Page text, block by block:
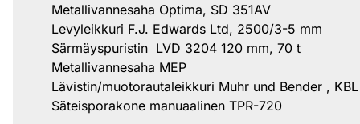
Metallivannesaha Optima, SD 351AV
Levyleikkuri F.J. Edwards Ltd, 2500/3-5 mm
Särmäyspuristin LVD 3204 120 mm, 70 t
Metallivannesaha MEP
Lävistin/muotorautaleikkuri Muhr und Bender ,
Säteisporakone manuaalinen TPR-720